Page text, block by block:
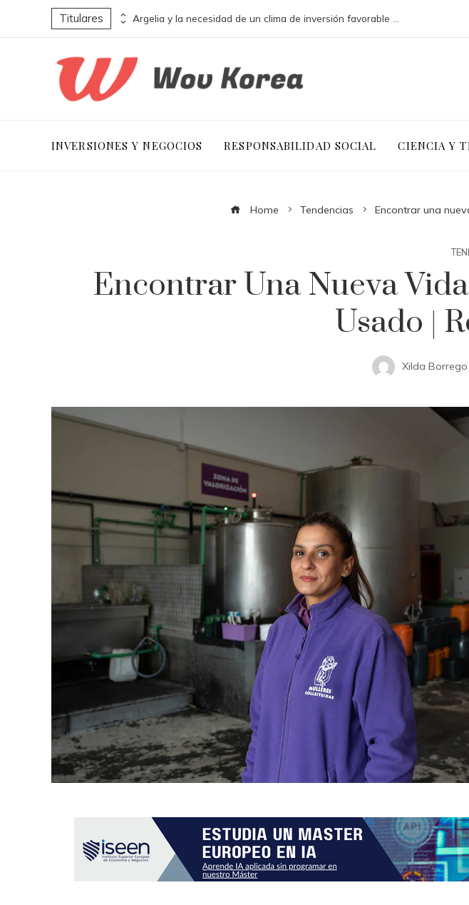
Titulares La influencia de La naranja mecánica en la estética y narrativa distópica
INVERSIONES Y NEGOCIOS RESPONSABILIDAD SOCIAL CIENCIA Y
Home Tendencias Encontrar una
Encontrar Una Nueva
Usado |
Xilda Borrego